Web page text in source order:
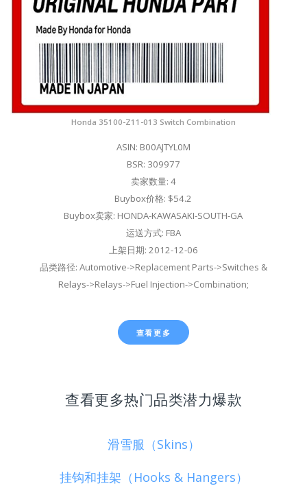
Honda 35100-Z11-013 Switch Combination
ASIN: B00AJTYL0M
BSR: 309977
卖家数量: 4
Buybox价格: $54.2
Buybox卖家: HONDA-KAWASAKI-SOUTH-GA
运送方式: FBA
上架日期: 2012-12-06
品类路径: Automotive->Replacement Parts->Switches &
Relays->Relays->Fuel Injection->Combination;
查看更多
查看更多热门品类潜力爆款
滑雪服（Skins）
挂钩和挂架（Hooks & Hangers）